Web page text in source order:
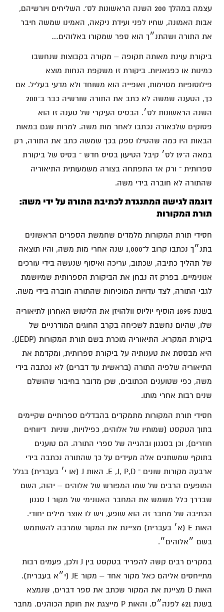
עצמה במהלך 200 השנה הראשונות לס'. השליחים ויורשיהם,
אבות האמונה, שחיו לפני ועידת ניקאה, האמינו שמשה חיבר
את התורה ושהתנ״ך הוא ספר שמקורו באלוהים…
ביקורת עוינת מאותה תקופה – מקורה בקבוצות שנחשבו
כמינות או כפגאניות. ביקורת זו משקפת הנחות מוצא
פילוסופיות מסוימות, ואופייה הוא משוחד ולא מדעי בעליל. אם
כך, הטענה שמשה לא כתב את התורה שורשיה כבר ב־200
השנה הראשונות לס׳. הבסיס העיקרי של טענה זו הוא
פסוקים שלכאורה נכתבו לאחר מות משה. למרות שגם במאות
הבאות היו כמה שהטילו ספק בכך שמשה כתב את התורה, רק
במאה ה־19 לס׳ קיבל הטיעון בסיס חדש ־ בסיס של ביקורת
ספרותית ־ ורק אז התפתחה בצורה משמעותית התיאוריה
שהתורה לא חוברה בידי משה.
דוגמה לגישה המתנגדת לכתיבת התורה על ידי משה:
תורת המקורות
חסידי תורת המקורות מלמדים שחמשת הספרים הראשונים
בתנ״ך נכתבו קרוב ל־1,000 שנה אחרי מות משה, והיו תוצאה
של תהליך כתיבה, שכתוב, עריכה ואיסוף שנעשה בידי עורכים
אנונימיים. בפרק זה נבחן את הביקורת הספרותית שמיושמת
לגבי התורה, לצד עדויות המוכיחות שהתורה חוברה בידי משה.
בשנת 1895 הוסיף יוליוס וולהויזן את הליטוש האחרון לתיאוריה
שלו, שהיום נחשבת לשכיחה בקרב החוגים המודרניים של
ביקורת המקרא. התיאוריה מוכרת בשם תורת המקורות (JEDP).
היא מבססת את טענותיה על ביקורת ספרותית, ומקדמת את
התיאוריה שלפיה התורה (בראשית עד דברים) לא נכתבה בידי
משה, כפי שטוענים הכתובים, שכן מדובר בחיבור שהושלם
שנים רבות אחרי מותו.
חסידי תורת המקורות מתמקדים בהבדלים ספרותיים שקיימים
בתוך הטקסט (שמותיו של אלוהים, כפילויות, שניות דיווחים
חוזרים), וכן בסגנון ובהגייה של ספרי התורה. הם טוענים
בתוקף שמשתנים אלה מעידים על כך שהתורה נכתבה בידי
ארבעה מקורות שונים ־ E ,J, P,D. האות J (או י׳ בעברית) בגלל
המופעים הרבים של שמו המפורש של אלוהים – יהוה, השם
שבדרך כלל משמש את המחבר האנונימי של מקור J סגנון
הכתיבה של מחבר זה הוא שופע, ויש לו אוצר מילים יחודי.
האות E (א׳ בעברית) מציינת את המקור שמרבה להשתמש
בשם ״אלוהים״.
במקרים רבים קשה להפריד בטקסט בין J ולכן, פעמים רבות
מתייחסים אליהם כאל מקור אחד – מקור JE (י״א בעברית).
האות D מציינת את המקור שכתב את ספר דברים, שנמצא
בשנת 621 לפנה״ס. והאות P מייצגת את חוקת הכוהנים. מחבר